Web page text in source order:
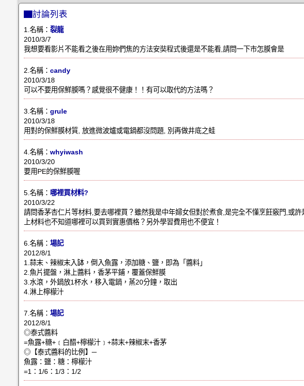
▇討論列表
1.名稱： 裂龍
2010/3/7
我想要看影片不能看之後在用妳們焦的方法安奘程式後還是不能看,請問一下市怎膜會是
2.名稱： candy
2010/3/18
可以不要用保鮮膜嗎？感覺很不健康！！有可以取代的方法嗎？
3.名稱： grule
2010/3/18
用對的保鮮膜材質, 放進微波爐或電鍋都沒問題, 別再做井底之蛙
4.名稱： whyiwash
2010/3/20
要用PE的保鮮膜喔
5.名稱： 哪裡買材料?
2010/3/22
請問香茅杏仁片等材料,要去哪裡買？雖然我是中年婦女但對於煮食,是完全不懂烹飪竅門,或
上材料也不知道哪裡可以買到實惠價格？另外學習費用也不便宜！
6.名稱： 場記
2012/8/1
1.蒜末、辣椒末入缽，倒入魚露，添加糖、鹽，即為「醬料」
2.魚片擺盤，淋上醬料，香茅平鋪，覆蓋保鮮膜
3.水滾，外鍋放1杯水，移入電鍋，蒸20分鐘，取出
4.淋上檸檬汁
7.名稱： 場記
2012/8/1
◎泰式醬料
=魚露+糖+﹝白醋+檸檬汁﹞+蒜末+辣椒末+香茅
◎【泰式醬料的比例】─
魚露：鹽：糖：檸檬汁
=1：1/6：1/3：1/2